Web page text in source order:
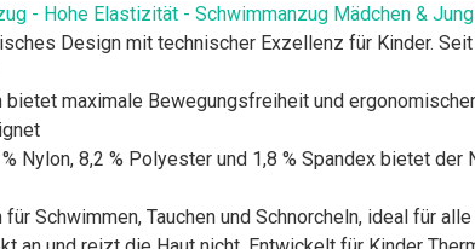
- Hohe Elastizität - Schwimmanzug Mädchen &
Design mit technischer Exzellenz für Kinder.
maximale Bewegungsfreiheit und
Nylon, 8,2 % Polyester und 1,8 % Spandex bietet der
Schwimmen, Tauchen und Schnorcheln, ideal für